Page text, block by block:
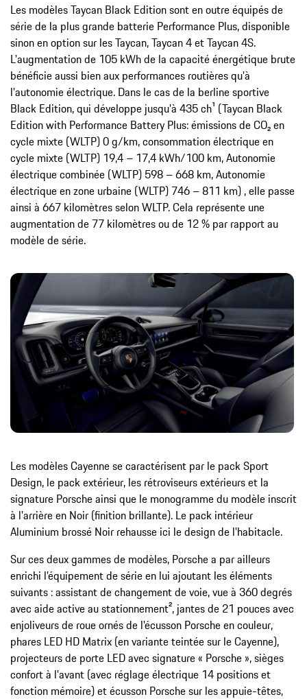
Les modèles Taycan Black Edition sont en outre équipés de
série de la plus grande batterie Performance Plus, disponible
sinon en option sur les Taycan, Taycan 4 et Taycan 4S.
L'augmentation de 105 kWh de la capacité énergétique brute
bénéficie aussi bien aux performances routières qu'à
l'autonomie électrique. Dans le cas de la berline sportive
Black Edition, qui développe jusqu'à 435 ch¹ (Taycan Black
Edition with Performance Battery Plus: émissions de CO₂ en
cycle mixte (WLTP) 0 g/km, consommation électrique en
cycle mixte (WLTP) 19,4 – 17,4 kWh/100 km, Autonomie
électrique combinée (WLTP) 598 – 668 km, Autonomie
électrique en zone urbaine (WLTP) 746 – 811 km) , elle passe
ainsi à 667 kilomètres selon WLTP. Cela représente une
augmentation de 77 kilomètres ou de 12 % par rapport au
modèle de série.
Les modèles Cayenne se caractérisent par le pack Sport
Design, le pack extérieur, les rétroviseurs extérieurs et la
signature Porsche ainsi que le monogramme du modèle inscrit
à l'arrière en Noir (finition brillante). Le pack intérieur
Aluminium brossé Noir rehausse ici le design de l'habitacle.
Sur ces deux gammes de modèles, Porsche a par ailleurs
enrichi l'équipement de série en lui ajoutant les éléments
suivants : assistant de changement de voie, vue à 360 degrés
avec aide active au stationnement², jantes de 21 pouces avec
enjoliveurs de roue ornés de l'écusson Porsche en couleur,
phares LED HD Matrix (en variante teintée sur le Cayenne),
projecteurs de porte LED avec signature « Porsche », sièges
confort à l'avant (avec réglage électrique 14 positions et
fonction mémoire) et écusson Porsche sur les appuie-têtes,